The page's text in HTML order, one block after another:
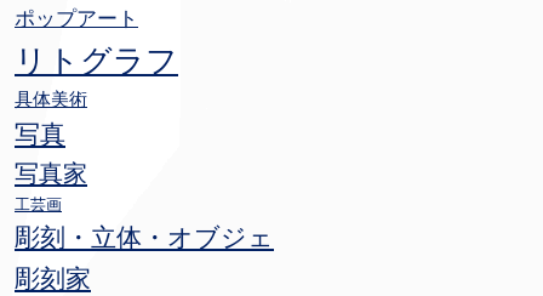
ポップアート
リトグラフ
具体美術
写真
写真家
工芸画
彫刻・立体・オブジェ
彫刻家